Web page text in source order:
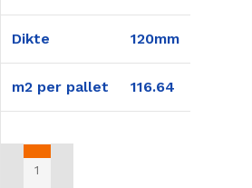
Dikte 120mm
m2 per pallet 116.64
TOEVOEGEN AAN WINKELWAGEN